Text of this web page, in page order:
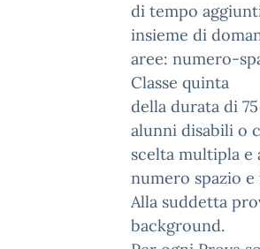
di tempo
insieme di
aree: numero-
Classe quinta
della durata di
alunni disabili o
scelta multipla e
numero spazio
Alla suddetta
background.